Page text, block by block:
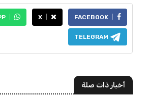
FACEBOOK
X
TELEGRAM
أخبار ذات صلة